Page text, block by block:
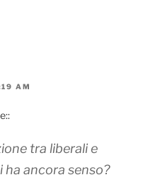
AM
tra liberali e
ancora senso?